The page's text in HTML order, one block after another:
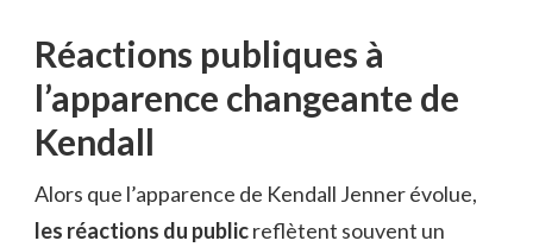
Réactions publiques à
l’apparence changeante de
Kendall
Alors que l’apparence de Kendall Jenner évolue,
les réactions du publicreflètent souvent un